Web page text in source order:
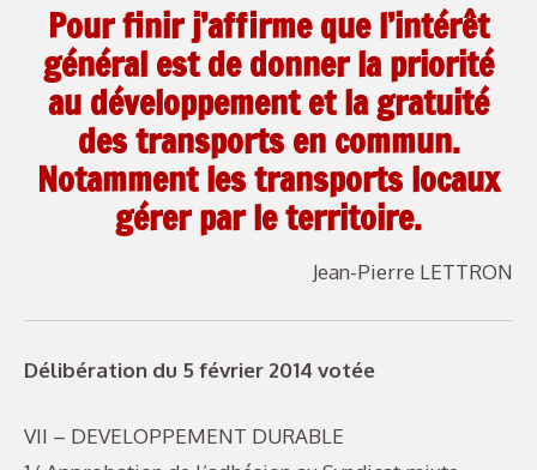
Pour finir j’affirme que l’intérêt
général est de donner la priorité
au développement et la gratuité
des transports en commun.
Notamment les transports locaux
gérer par le territoire.
Jean-Pierre LETTRON
Délibération du 5 février 2014 votée
VII – DEVELOPPEMENT DURABLE